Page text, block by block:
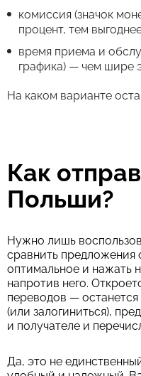
комиссия (значок
процент, тем
время приема и
графика) — чем шире
На каком варианте
Как
Польши?
Нужно лишь
сравнить предложения
оптимальное и нажать
напротив него.
переводов — останется
(или залогиниться),
и получателе и
Да, это не